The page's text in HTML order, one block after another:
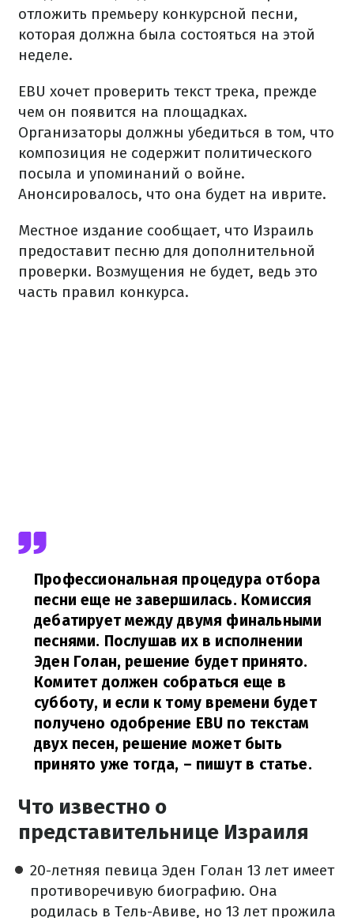
отложить премьеру конкурсной песни,
которая должна была состояться на этой
неделе.
EBU хочет проверить текст трека, прежде
чем он появится на площадках.
Организаторы должны убедиться в том, что
композиция не содержит политического
посыла и упоминаний о войне.
Анонсировалось, что она будет на иврите.
Местное издание сообщает, что Израиль
предоставит песню для дополнительной
проверки. Возмущения не будет, ведь это
часть правил конкурса.
Профессиональная процедура отбора
песни еще не завершилась. Комиссия
дебатирует между двумя финальными
песнями. Послушав их в исполнении
Эден Голан, решение будет принято.
Комитет должен собраться еще в
субботу, и если к тому времени будет
получено одобрение EBU по текстам
двух песен, решение может быть
принято уже тогда, – пишут в статье.
Что известно о
представительнице Израиля
20-летняя певица Эден Голан 13 лет имеет
противоречивую биографию. Она
родилась в Тель-Авиве, но 13 лет прожила